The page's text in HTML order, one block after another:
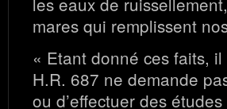
mares qui remplissent
« Etant donné ces faits,
H.R. 687 ne demande
ou d’effectuer des